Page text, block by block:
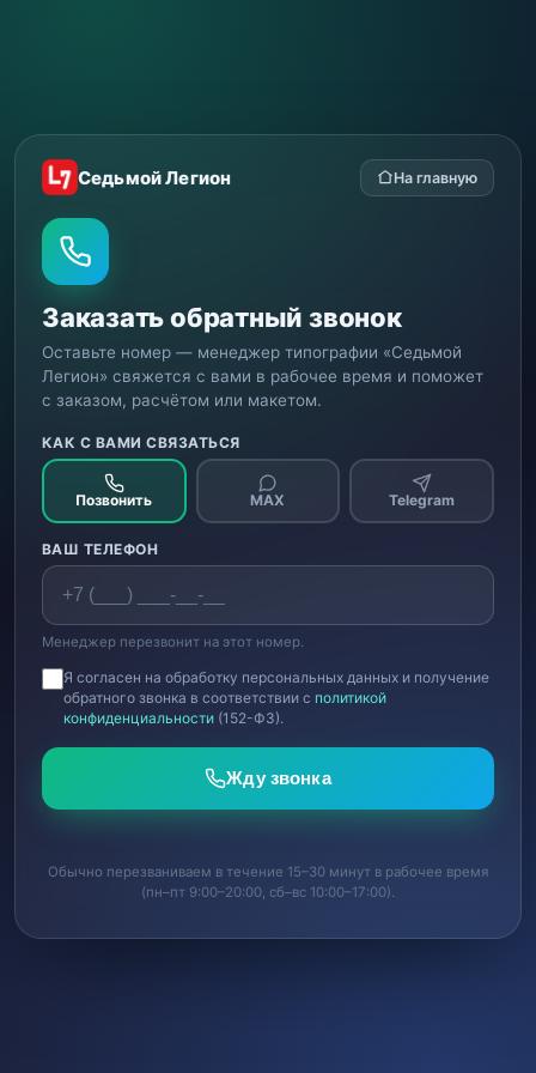
Седьмой Легион На главную
Заказать обратный звонок
Оставьте номер — менеджер типографии «Седьмой
Легион» свяжется с вами в рабочее время и поможет
с заказом, расчётом или макетом.
КАК С ВАМИ СВЯЗАТЬСЯ
Позвонить MAX Telegram
ВАШ ТЕЛЕФОН
Менеджер перезвонит на этот номер.
Я согласен на обработку персональных данных и получение
обратного звонка в соответствии с политикой
конфиденциальности (152-ФЗ).
Жду звонка
Обычно перезваниваем в течение 15–30 минут в рабочее время
(пн–пт 9:00–20:00, сб–вс 10:00–17:00).